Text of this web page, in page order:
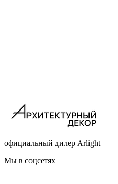
официальный дилер Arlight
Мы в соцсетях